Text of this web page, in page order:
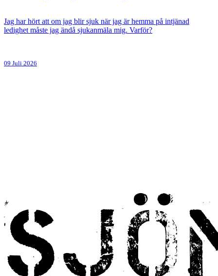
Jag har hört att om jag blir sjuk när jag är hemma på intjänad
ledighet måste jag ändå sjukanmäla mig. Varför?
09 Juli 2026